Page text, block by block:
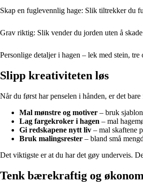
Skap en fuglevennlig hage: Slik tiltrekker du
Grav riktig: Slik vender du jorden uten å
Personlige detaljer i hagen – lek med stein, tre
Slipp kreativiteten løs
Når du først har penselen i hånden, er det
Mal mønstre og motiver – bruk
Lag fargekroker i hagen – mal
Gi redskapene nytt liv – mal skaftene
Bruk malingsrester – bland små
Det viktigste er at du har det gøy underveis.
Tenk bærekraftig og